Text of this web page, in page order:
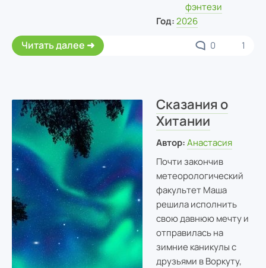
фэнтези
Год: 2026
Читать далее 0 1
Сказания о
Хитании
Автор: Анастасия
Почти закончив
метеорологический
факультет Маша
решила исполнить
свою давнюю мечту и
отправилась на
зимние каникулы с
друзьями в Воркуту,